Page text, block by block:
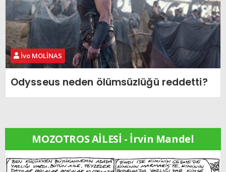
İvo MOLİNAS
Odysseus neden ölümsüzlüğü reddetti?
MOZOTROS AİLESİ - İrvin Mandel